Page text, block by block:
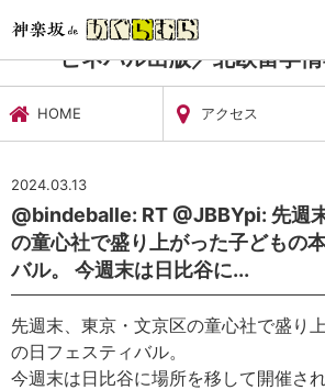
習い事・稽古 ビネバル出版／北欧留学
ビネバル出版／北欧留学
HOME アクセス
2024.03.13
@bindeballe: RT @JBBYpi: 先週
の童心社で盛り上がった子どもの
バル。 今週末は日比谷に...
先週末、東京・文京区の童心社で盛り
の日フェスティバル。
今週末は日比谷に場所を移して開催さ